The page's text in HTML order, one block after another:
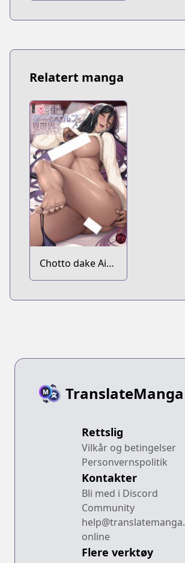
Relatert manga
Chotto dake Ai
ga Omoi Dark Elf
TranslateManga
Rettslig
Vilkår og betingelser
Personvernspolitik
Kontakter
Bli med i Discord
Community
help@translatemanga.
online
Flere verktøy